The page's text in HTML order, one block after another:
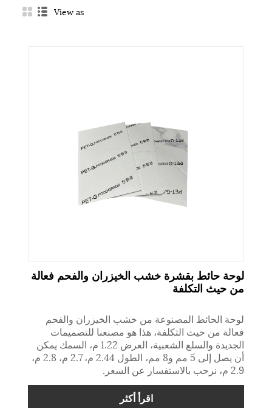
View as
لوحة حائط بقشرة خشب الخيزران والفحم فعالة
من حيث التكلفة
لوحة الحائط المصنوعة من خشب الخيزران والفحم
فعالة من حيث التكلفة، هذا هو مصنعنا للتصميمات
الجديدة والسلع الشعبية، العرض 1.22 م، السمك يمكن
أن يصل إلى 5 مم و8 مم، الطول 2.44 م، 2.7 م، 2.8 م،
2.9 م، نرحب بالاستفسار عن السعر.
اقرأ أكثر